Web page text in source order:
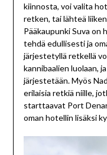
kiinnosta, voi valita
retken, tai lähteä
Pääkaupunki Suva on
tehdä edullisesti ja
järjestetyllä retkellä
kannibaalien luolaan,
järjestetään. Myös
erilaisia retkiä niille,
starttaavat Port
oman hotellin lisäksi